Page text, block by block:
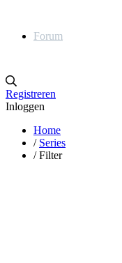
Forum
Registreren
Inloggen
Home
/ Series
/ Filter